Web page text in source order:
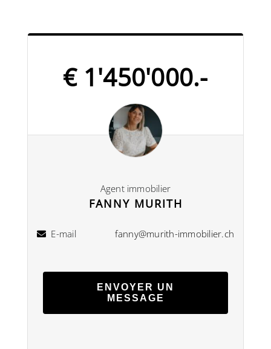
€ 1'450'000.-
Agent immobilier
FANNY MURITH
E-mail fanny@murith-immobilier.ch
ENVOYER UN
MESSAGE